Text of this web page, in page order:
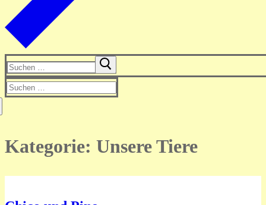
Suchen
nach:
Suchen
Kategorie: Unsere Tiere